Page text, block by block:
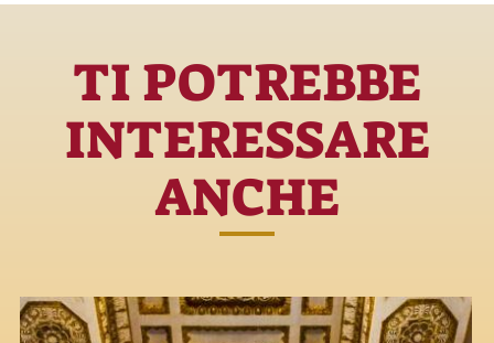
TI POTREBBE
INTERESSARE
ANCHE